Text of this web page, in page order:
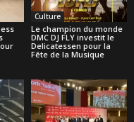
Culture
Le champion du monde
DMC DJ FLY investit le
Delicatessen pour la
Fête de la Musique